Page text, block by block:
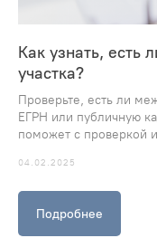
Как узнать, есть
участка?
Проверьте, есть ли
ЕГРН или публичную
поможет с проверкой
04.02.2025
Подробнее